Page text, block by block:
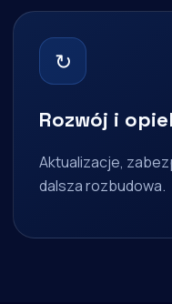
↻
Rozwój i
Aktualizacje,
dalsza rozbudowa.